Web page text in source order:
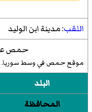
اللقب:مدينة ابن الوليد
موقع حمص في وسط سوريا.
البلد
المحافظة